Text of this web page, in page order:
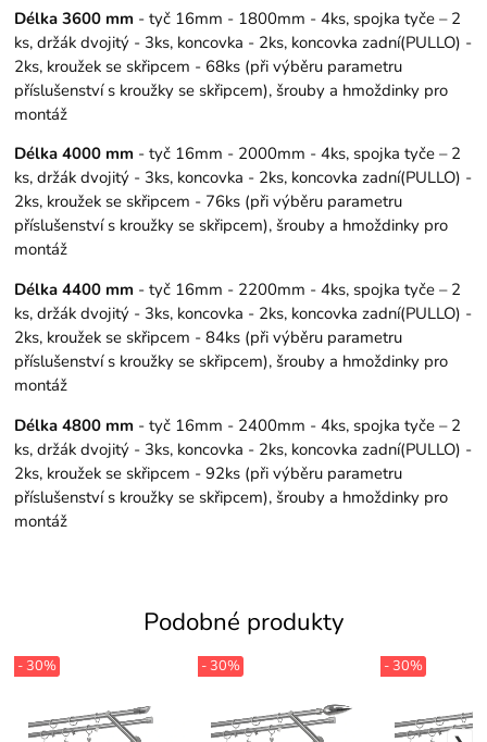
Délka 3600 mm - tyč 16mm - 1800mm - 4ks, spojka tyče – 2
ks, držák dvojitý - 3ks, koncovka - 2ks, koncovka zadní(PULLO) -
2ks, kroužek se skřipcem - 68ks (při výběru parametru
příslušenství s kroužky se skřipcem), šrouby a hmoždinky pro
montáž
Délka 4000 mm - tyč 16mm - 2000mm - 4ks, spojka tyče – 2
ks, držák dvojitý - 3ks, koncovka - 2ks, koncovka zadní(PULLO) -
2ks, kroužek se skřipcem - 76ks (při výběru parametru
příslušenství s kroužky se skřipcem), šrouby a hmoždinky pro
montáž
Délka 4400 mm - tyč 16mm - 2200mm - 4ks, spojka tyče – 2
ks, držák dvojitý - 3ks, koncovka - 2ks, koncovka zadní(PULLO) -
2ks, kroužek se skřipcem - 84ks (při výběru parametru
příslušenství s kroužky se skřipcem), šrouby a hmoždinky pro
montáž
Délka 4800 mm - tyč 16mm - 2400mm - 4ks, spojka tyče – 2
ks, držák dvojitý - 3ks, koncovka - 2ks, koncovka zadní(PULLO) -
2ks, kroužek se skřipcem - 92ks (při výběru parametru
příslušenství s kroužky se skřipcem), šrouby a hmoždinky pro
montáž
Podobné produkty
- 30% - 30% - 30%